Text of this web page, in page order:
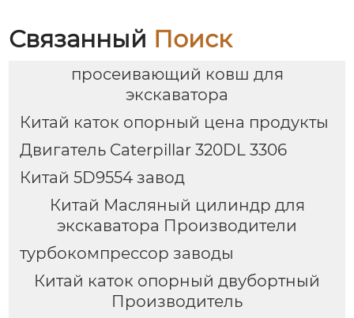
твердых пород
прерыватель молотка
Связанный Поиск
просеивающий ковш для
экскаватора
Китай каток опорный цена продукты
Двигатель Caterpillar 320DL 3306
Китай 5D9554 завод
Китай Масляный цилиндр для
экскаватора Производители
турбокомпрессор заводы
Китай каток опорный двубортный
Производитель